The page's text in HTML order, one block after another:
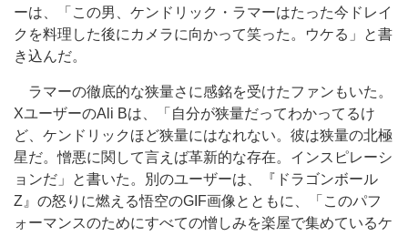
ーは、「この男、ケンドリック・ラマーはたった今ドレイ
クを料理した後にカメラに向かって笑った。ウケる」と書
き込んだ。
ラマーの徹底的な狭量さに感銘を受けたファンもいた。
XユーザーのAli Bは、「自分が狭量だってわかってるけ
ど、ケンドリックほど狭量にはなれない。彼は狭量の北極
星だ。憎悪に関して言えば革新的な存在。インスピレーシ
ョンだ」と書いた。別のユーザーは、『ドラゴンボール
Z』の怒りに燃える悟空のGIF画像とともに、「このパフ
ォーマンスのためにすべての憎しみを楽屋で集めているケ